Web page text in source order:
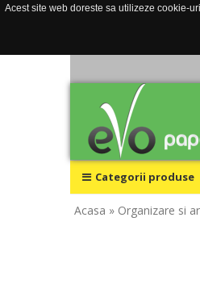
Acest site web doreste sa utilizeze cookie-
Categorii produse
Acasa » Organizare si